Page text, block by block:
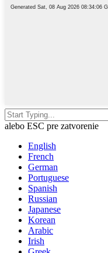
alebo ESC pre zatvorenie
English
French
German
Portuguese
Spanish
Russian
Japanese
Korean
Arabic
Irish